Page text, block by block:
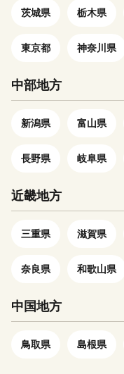
す。（配送日・時間等
送時、長期不在等でお受
発送はいたしかねます。 ５．
事業者情報共有させて
せていただきます。 【寄附金
金確認後、申込者情報に
ご住所へ、2～3週間程度
致します。 【ワンストップ特
例申請について（令和7
トップ特例申請書の郵送
後1～2週間以内に寄附金
明書と併せて住民票住所
りしております。 必要
茨城県 栃木県
東京都 神奈川県
中部地方
新潟県 富山県
長野県 岐阜県
近畿地方
三重県 滋賀県
奈良県 和歌山県
中国地方
鳥取県 島根県